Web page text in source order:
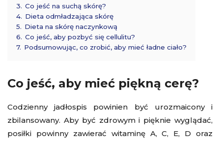
3. Co jeść na suchą skórę?
4. Dieta odmładzająca skórę
5. Dieta na skórę naczynkową
6. Co jeść, aby pozbyć się cellulitu?
7. Podsumowując, co zrobić, aby mieć ładne ciało?
Co jeść, aby mieć piękną cerę?
Codzienny jadłospis powinien być urozmaicony i
zbilansowany. Aby być zdrowym i pięknie wyglądać,
posiłki powinny zawierać witaminę A, C, E, D oraz